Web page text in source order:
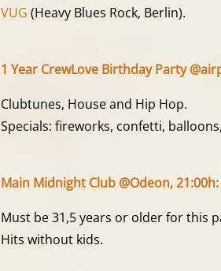
VUG (Heavy Blues Rock, Berlin).
1 Year CrewLove Birthday Party
Clubtunes, House and Hip Hop.
Specials: fireworks, confetti,
Main Midnight Club @Odeon, 21:00h:
Must be 31,5 years or older for this
Hits without kids.